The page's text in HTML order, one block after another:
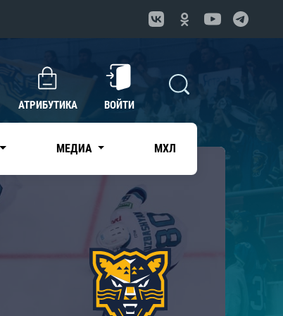
АТРИБУТИКА ВОЙТИ
МЕДИА МХЛ